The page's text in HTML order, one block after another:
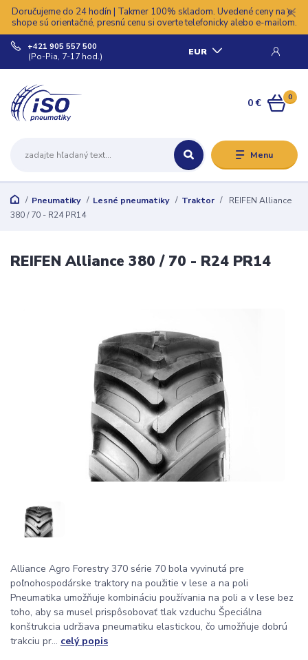
Doručujeme do 24 hodín | Takmer 100% skladom. Uvedené ceny na e-
shope sú orientačné, presnú cenu si overte telefonicky alebo e-mailom.
Menu
EUR
+421 905 557 500
(Po-Pia, 7-17 hod.)
0
0 €
Pneumatiky Lesné pneumatiky Traktor
REIFEN Alliance
380 / 70 - R24 PR14
REIFEN Alliance 380 / 70 - R24 PR14
Alliance Agro Forestry 370 série 70 bola vyvinutá pre
poľnohospodárske traktory na použitie v lese a na poli
Pneumatika umožňuje kombináciu používania na poli a v lese bez
toho, aby sa musel prispôsobovať tlak vzduchu Špeciálna
konštrukcia udržiava pneumatiku elastickou, čo umožňuje dobrú
trakciu pr... celý popis